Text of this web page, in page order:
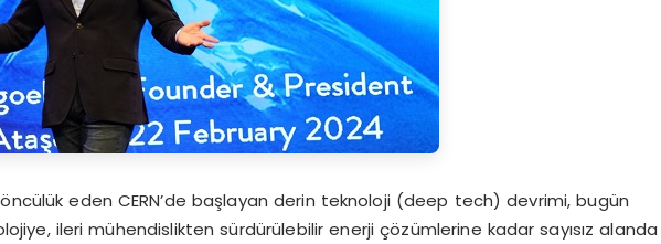
eden CERN’de başlayan derin teknoloji (deep tech) devrimi, bugün
ileri mühendislikten sürdürülebilir enerji çözümlerine kadar sayısız alanda